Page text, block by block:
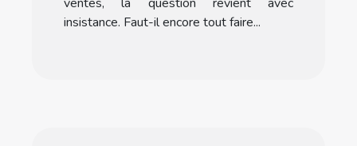
insistance. Faut-il encore tout faire...